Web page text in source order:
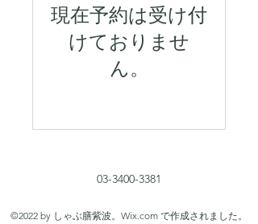
現在予約は受け付
けておりませ
ん。
03-3400-3381
©2022 by しゃぶ膳紫波。Wix.com で作成されました。